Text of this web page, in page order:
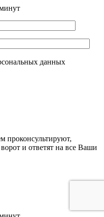
данных
проконсультируют,
и ответят на все Ваши